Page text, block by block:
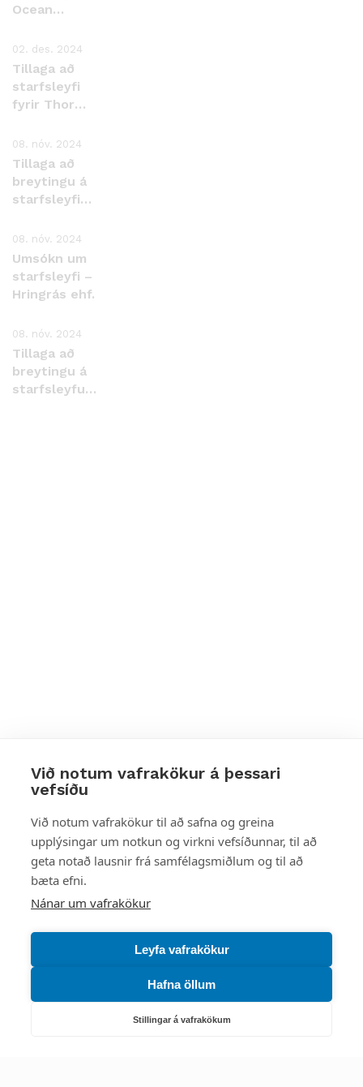
Við notum vafrakökur á þessari
vefsíðu
Við notum vafrakökur til að safna og greina
upplýsingar um notkun og virkni vefsíðunnar, til að
geta notað lausnir frá samfélagsmiðlum og til að
bæta efni.
Nánar um vafrakökur
Leyfa vafrakökur
Hafna öllum
Stillingar á vafrakökum
Ocean
02. des. 2024
Tillaga að
starfsleyfi
fyrir Thor
Þorlákshöfn
08. nóv. 2024
Tillaga að
breytingu á
starfsleyfi
kalkþörungafélgasins
ehf., Bíldudal.
08. nóv. 2024
Umsókn um
starfsleyfi –
Hringrás ehf.
08. nóv. 2024
Tillaga að
breytingu á
starfsleyfum
Styttu þér leið
Mest skoðað
Starfsstöðvar
Náttúruverndarstofnun
Veiðimál, friðlýst svæði, landvarsla og náttúruvernd